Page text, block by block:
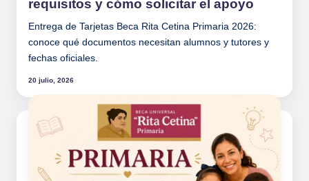
requisitos y cómo solicitar el apoyo
Entrega de Tarjetas Beca Rita Cetina Primaria 2026:
conoce qué documentos necesitan alumnos y tutores y
fechas oficiales.
20 julio, 2026